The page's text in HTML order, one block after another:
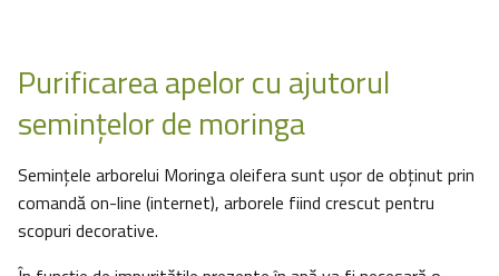
Purificarea apelor cu ajutorul
seminţelor de moringa
Seminţele arborelui Moringa oleifera sunt uşor de obţinut prin
comandă on-line (internet), arborele fiind crescut pentru
scopuri decorative.